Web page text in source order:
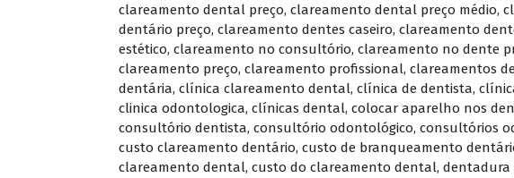
clareamento dental preço, clareamento dental preço médio,
dentário preço, clareamento dentes caseiro, clareamento
estético, clareamento no consultório, clareamento no dente
clareamento preço, clareamento profissional, clareamentos
dentária, clínica clareamento dental, clínica de dentista,
clinica odontologica, clínicas dental, colocar aparelho nos
consultório dentista, consultório odontológico, consultórios
custo clareamento dentário, custo de branqueamento
clareamento dental, custo do clareamento dental, dentadura